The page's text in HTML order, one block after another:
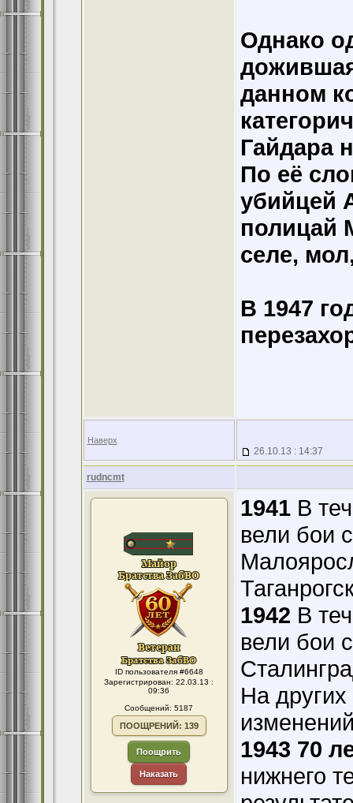
Однако
данном
Гайдара
По её
убийцей
полицай
селе,
В 1947
Наверх
26.10.13 : 14:37
rudncmt
ID пользователя #6648
Зарегистрирован: 22.03.13 :
09:36
Сообщений: 5187
ПООЩРЕНИЙ: 139
Поощрить
Наказать
1941В
вели бои
1942 В
вели бои
На
1943 70
нижнего